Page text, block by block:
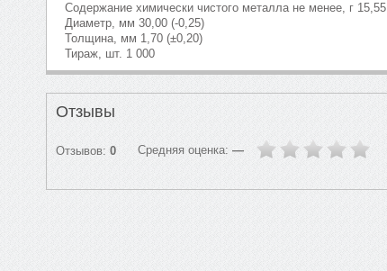
Содержание химически чистого металла не менее, г 15,55
Диаметр, мм 30,00 (-0,25)
Толщина, мм 1,70 (±0,20)
Тираж, шт. 1 000
Отзывы
Отзывов: 0 Средняя оценка: —